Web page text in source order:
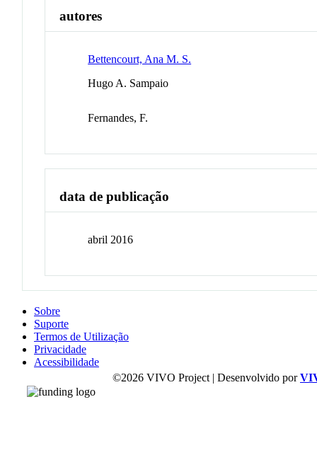
autores
Bettencourt, Ana M. S.
Hugo A. Sampaio
Fernandes, F.
data de publicação
abril 2016
Sobre
Suporte
Termos de Utilização
Privacidade
Acessibilidade
©2026 VIVO Project | Desenvolvido por